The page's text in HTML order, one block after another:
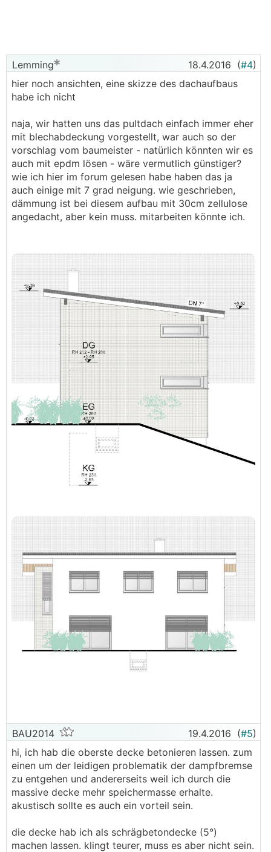
Lemming 18.4.2016 (#4)
hier noch ansichten, eine skizze des dachaufbaus
habe ich nicht
naja, wir hatten uns das pultdach einfach immer eher
mit blechabdeckung vorgestellt, war auch so der
vorschlag vom baumeister - natürlich könnten wir es
auch mit epdm lösen - wäre vermutlich günstiger?
wie ich hier im forum gelesen habe haben das ja
auch einige mit 7 grad neigung. wie geschrieben,
dämmung ist bei diesem aufbau mit 30cm zellulose
angedacht, aber kein muss. mitarbeiten könnte ich.
BAU2014 19.4.2016 (#5)
hi, ich hab die oberste decke betonieren lassen. zum
einen um der leidigen problematik der dampfbremse
zu entgehen und andererseits weil ich durch die
massive decke mehr speichermasse erhalte.
akustisch sollte es auch ein vorteil sein.
die decke hab ich als schrägbetondecke (5°)
machen lassen. klingt teurer, muss es aber nicht sein.